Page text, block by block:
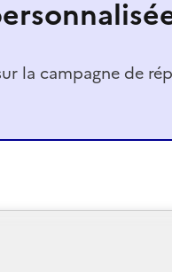
la campagne de